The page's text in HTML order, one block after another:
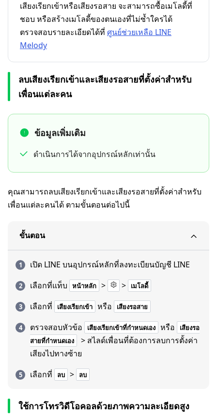
เสียงเรียกเข้าหรือเสียงรอสาย จะสามารถซื้อเมโลดี้ที่
ชอบ หรือสร้างเมโลดี้ของตนเองที่ไม่ซ้ำใครได้
ตรวจสอบรายละเอียดได้ที่ ศูนย์ช่วยเหลือ LINE
Melody
ลบเสียงเรียกเข้าและเสียงรอสายที่ตั้งค่าสำหรับ
เพื่อนแต่ละคน
ข้อมูลเพิ่มเติม
ดำเนินการได้จากอุปกรณ์หลักเท่านั้น
คุณสามารถลบเสียงเรียกเข้าและเสียงรอสายที่ตั้งค่าสำหรับ
เพื่อนแต่ละคนได้ ตามขั้นตอนต่อไปนี้
ขั้นตอน
เปิด LINE บนอุปกรณ์หลักที่ลงทะเบียนบัญชี LINE
เลือกที่แท็บ
หน้าหลัก > > เมโลดี้
เลือกที่ เสียงเรียกเข้า หรือ เสียงรอสาย
ตรวจสอบหัวข้อ เสียงเรียกเข้าที่กำหนดเอง หรือ
เสียงรอ
สายที่กำหนดเอง
> สไลด์เพื่อนที่ต้องการลบการตั้งค่า
เสียงไปทางซ้าย
เลือกที่
ลบ > ลบ
ใช้การโทรวิดีโอคอลด้วยภาพความละเอียดสูง